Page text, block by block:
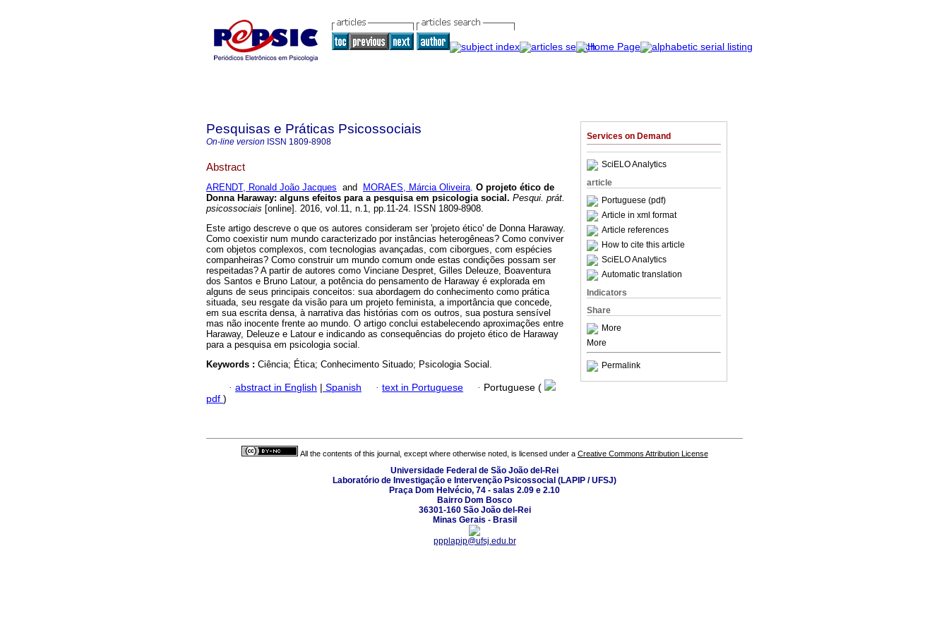
Services on Demand
SciELO Analytics
article
Portuguese (pdf)
Article in xml format
Article references
How to cite this article
SciELO Analytics
Automatic translation
Indicators
Share
More
More
Permalink
Pesquisas e Práticas Psicossociais
On-line version ISSN 1809-8908
Abstract
ARENDT, Ronald João Jacques and MORAES, Márcia Oliveira. O projeto ético de
Donna Haraway: alguns efeitos para a pesquisa em psicologia social . Pesqui. prát.
psicossociais [online]. 2016, vol.11, n.1, pp.11-24. ISSN 1809-8908.
Este artigo descreve o que os autores consideram ser 'projeto ético' de Donna Haraway.
Como coexistir num mundo caracterizado por instâncias heterogêneas? Como conviver
com objetos complexos, com tecnologias avançadas, com ciborgues, com espécies
companheiras? Como construir um mundo comum onde estas condições possam ser
respeitadas? A partir de autores como Vinciane Despret, Gilles Deleuze, Boaventura
dos Santos e Bruno Latour, a potência do pensamento de Haraway é explorada em
alguns de seus principais conceitos: sua abordagem do conhecimento como prática
situada, seu resgate da visão para um projeto feminista, a importância que concede,
em sua escrita densa, à narrativa das histórias com os outros, sua postura sensível
mas não inocente frente ao mundo. O artigo conclui estabelecendo aproximações entre
Haraway, Deleuze e Latour e indicando as consequências do projeto ético de Haraway
para a pesquisa em psicologia social.
Keywords : Ciência; Ética; Conhecimento Situado; Psicologia Social.
· abstract in English | Spanish · text in Portuguese · Portuguese (
pdf )
All the contents of this journal, except where otherwise noted, is licensed under a Creative Commons Attribution License
Universidade Federal de São João del-Rei
Laboratório de Investigação e Intervenção Psicossocial (LAPIP / UFSJ)
Praça Dom Helvécio, 74 - salas 2.09 e 2.10
Bairro Dom Bosco
36301-160 São João del-Rei
Minas Gerais - Brasil
ppplapip@ufsj.edu.br